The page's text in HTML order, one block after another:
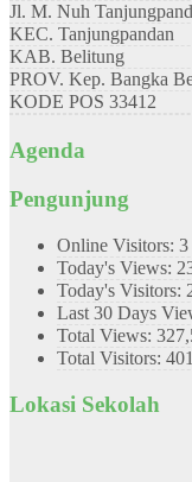
Jl. M. Nuh
KEC. Tanjungpandan
KAB. Belitung
PROV. Kep. Bangka
KODE POS 33412
Agenda
Pengunjung
Online Visitors: 3
Today's Views:
Today's Visitors:
Last 30 Days
Total Views:
Total Visitors:
Lokasi Sekolah